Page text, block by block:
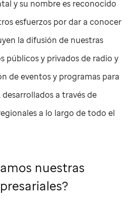
y su nombre es reconocido
esfuerzos por dar a conocer
la difusión de nuestras
públicos y privados de radio y
de eventos y programas para
a través de
a lo largo de todo el
nuestras